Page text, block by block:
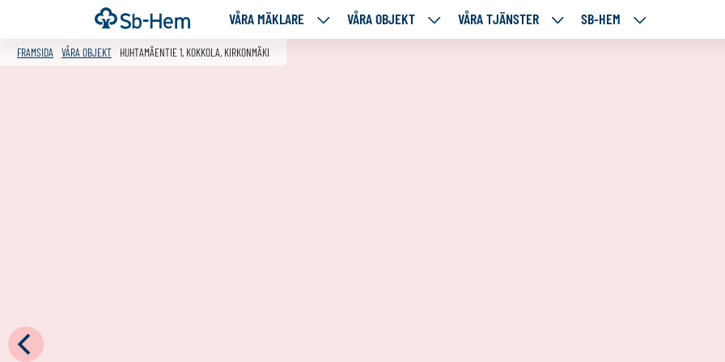
Till
innehållet
Framsida VÅRA MÄKLARE
VÅRA VÅRA OBJEKT
VÅRA VÅRA TJÄNSTER
VÅRASB-HEM
SB-
FRAMSIDA VÅRA OBJEKT HUHTAMÄENTIE 1, KOKKOLA, KIRKONMÄKI